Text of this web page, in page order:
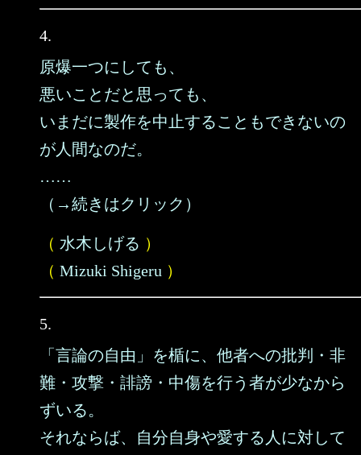
4.
原爆一つにしても、
悪いことだと思っても、
いまだに製作を中止することもできないの
が人間なのだ。
……
（→続きはクリック）
（ 水木しげる ）
（ Mizuki Shigeru ）
5.
「言論の自由」を楯に、他者への批判・非
難・攻撃・誹謗・中傷を行う者が少なから
ずいる。
それならば、自分自身や愛する人に対して